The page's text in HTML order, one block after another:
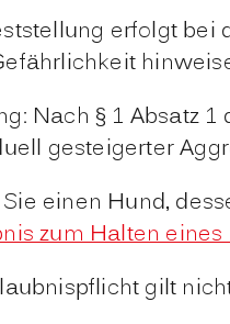
erfolgt bei
Nach § 1 Absatz
gesteigerter
einen Hund,
zum Halten
gilt